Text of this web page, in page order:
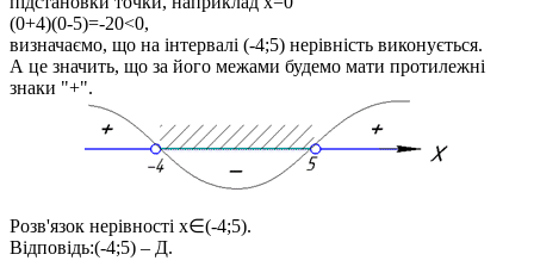
(0+4)(0-5)=-20<0,
визначаємо, що на інтервалі (-4;5) нерівність виконується.
А це значить, що за його межами будемо мати протилежні
знаки "+".
Розв'язок нерівності x∈(-4;5).
Відповідь:(-4;5) – Д.